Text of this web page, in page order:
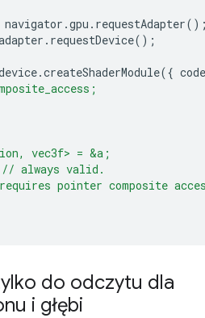
navigator .gpu . requestAdapter
. requestDevice();
.createShaderModule({ code
vec3f> = &a;
always valid.
pointer composite
do odczytu dla
i głębi